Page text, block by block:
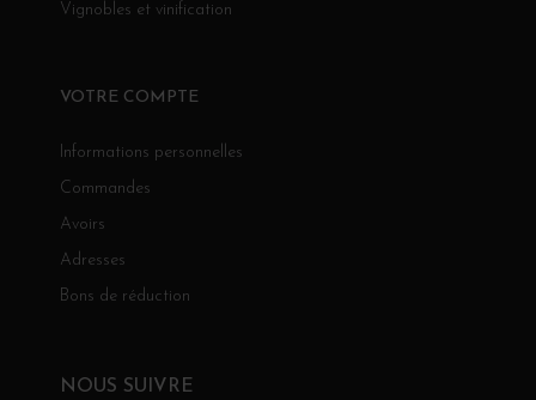
Vignobles et vinification
VOTRE COMPTE
Informations personnelles
Commandes
Avoirs
Adresses
Bons de réduction
NOUS SUIVRE